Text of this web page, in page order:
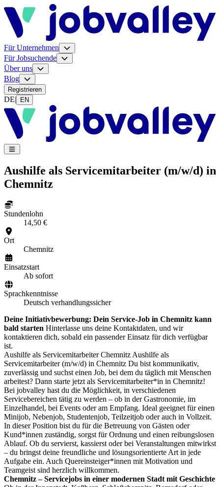
Für Unternehmen
Für Jobsuchende
Über uns
Blog
Registrieren
DE| EN
Aushilfe als Servicemitarbeiter (m/w/d) in
Chemnitz
Stundenlohn
14,50 €
Ort
Chemnitz
Einsatzstart
Ab sofort
Sprachkenntnisse
Deutsch verhandlungssicher
Deine Initiativbewerbung: Dein Service-Job in Chemnitz kann
bald starten Hinterlasse uns deine Kontaktdaten, und wir
kontaktieren dich, sobald ein passender Einsatz für dich verfügbar
ist.
Aushilfe als Servicemitarbeiter Chemnitz Aushilfe als
Servicemitarbeiter (m/w/d) in Chemnitz Du bist kommunikativ,
zuverlässig und suchst einen Job, bei dem du täglich mit Menschen
arbeitest? Dann starte jetzt als Servicemitarbeiter*in in Chemnitz!
Bei jobvalley hast du die Möglichkeit, in verschiedenen
Servicebereichen tätig zu werden – ob in der Gastronomie, im
Einzelhandel, bei Events oder am Empfang. Ideal geeignet für einen
Minijob, Nebenjob, Studentenjob, Teilzeitjob oder auch in Vollzeit.
In dieser Position bist du für die Betreuung von Gästen oder
Kund*innen zuständig, sorgst für Ordnung und einen reibungslosen
Ablauf. Ob du servierst, kassierst oder bei Veranstaltungen mitwirkst
– du bringst deine freundliche und lösungsorientierte Art in jede
Aufgabe ein. Auch Quereinsteiger*innen mit Motivation und
Teamgeist sind herzlich willkommen.
Chemnitz – Servicejobs in einer modernen Stadt mit Geschichte